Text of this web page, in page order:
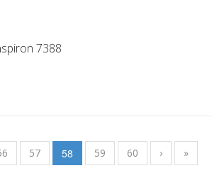
7388
57 58 59 60 › »